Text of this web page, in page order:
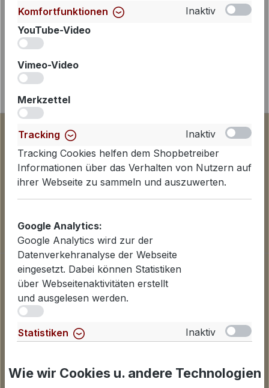
Eleganz liebe…
Informationen
Datenschutzerklärung
Lieferinformationen
Zahlungsarten
AGB
Widerrufsbelehrung
Komfortfunktionen
Inaktiv
YouTube-Video
Vimeo-Video
Merkzettel
Tracking
Inaktiv
Tracking Cookies helfen dem Shopbetreiber
Informationen über das Verhalten von Nutzern auf
ihrer Webseite zu sammeln und auszuwerten.
Google Analytics:
Google Analytics wird zur der
Datenverkehranalyse der Webseite
eingesetzt. Dabei können Statistiken
über Webseitenaktivitäten erstellt
und ausgelesen werden.
Statistiken
Inaktiv
genutzte Cookies.
Wie wir Cookies u. andere Technologien